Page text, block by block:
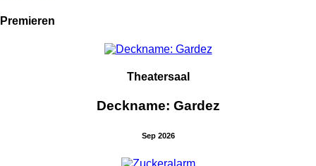
Premieren
Theatersaal
Deckname: Gardez
Sep 2026